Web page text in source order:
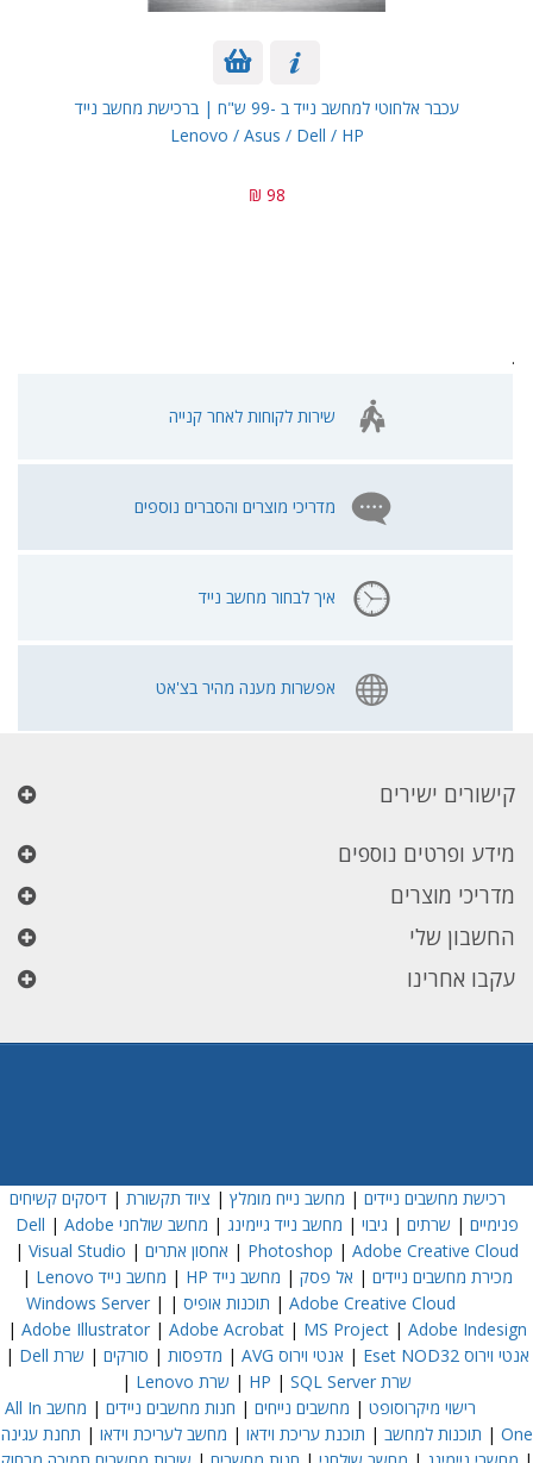
עכבר אלחוטי למחשב נייד ב -99 ש"ח | ברכישת מחשב נייד
Lenovo / Asus / Dell / HP
98 ₪
.
שירות לקוחות לאחר קנייה
מדריכי מוצרים והסברים נוספים
איך לבחור מחשב נייד
אפשרות מענה מהיר בצ'אט
קישורים ישירים
מידע ופרטים נוספים
מדריכי מוצרים
החשבון שלי
עקבו אחרינו
רכישת מחשבים ניידים | מחשב נייח מומלץ | ציוד תקשורת |דיסקים קשיחים
פנימיים | שרתים | גיבוי | מחשב נייד גיימינג | מחשב שולחני Dell | Adobe
Photoshop | Adobe Creative Cloud
| אחסון אתרים |
Visual Studio
|
מכירת מחשבים ניידים | אל פסק | מחשב נייד HP | מחשב נייד Lenovo
|
Adobe Creative Cloud
| תוכנות אופיס |
Windows Server|
Adobe Illustrator| Adobe Acrobat| MS Project| Adobe Indesign
|
אנטי וירוס Eset NOD32
| אנטי וירוס AVG | מדפסות | סורקים | שרת Dell
|
שרת HP
| SQL Server
| שרת Lenovo
|
רישוי מיקרוסופט | מחשבים נייחים | חנות מחשבים ניידים |
מחשב All In
One
| תוכנות למחשב | תוכנת עריכת וידאו | מחשב לעריכת וידאו | תחנת עגינה